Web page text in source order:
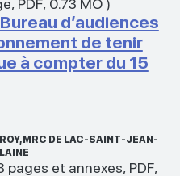
, PDF, 0.73 MO)
d’audiences
de tenir
à compter du 15
MRC DE LAC-SAINT-JEAN-
pages et annexes, PDF,